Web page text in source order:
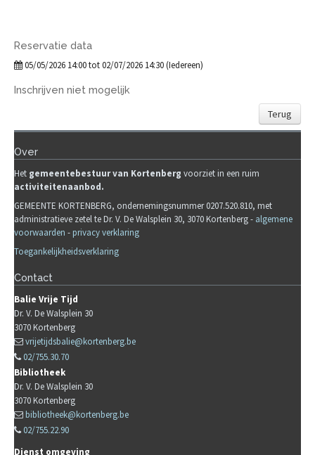
Reservatie data
05/05/2026 14:00 tot 02/07/2026 14:30 (Iedereen)
Inschrijven niet mogelijk
Terug
Over
Het gemeentebestuur van Kortenberg voorziet in een ruim
activiteitenaanbod.
GEMEENTE KORTENBERG, ondernemingsnummer 0207.520.810, met
administratieve zetel te Dr. V. De Walsplein 30, 3070 Kortenberg - algemene
voorwaarden -privacy verklaring
Toegankelijkheidsverklaring
Contact
Balie Vrije Tijd
Dr. V. De Walsplein 30
3070Kortenberg
vrijetijdsbalie@kortenberg.be
02/755.30.70
Bibliotheek
Dr. V. De Walsplein 30
3070Kortenberg
bibliotheek@kortenberg.be
02/755.22.90
Dienst omgeving